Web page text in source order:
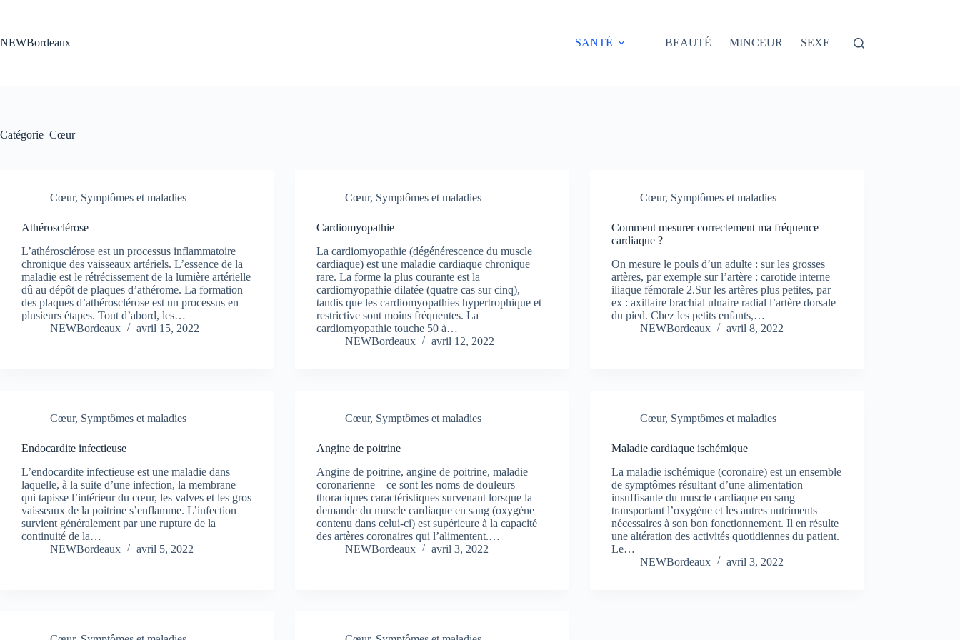
NEWBordeaux
SANTÉ BEAUTÉ MINCEUR SEXE
Catégorie Cœur
Cœur, Symptômes et maladies
Athérosclérose
L’athérosclérose est un processus inflammatoire
chronique des vaisseaux artériels. L’essence de la
maladie est le rétrécissement de la lumière artérielle
dû au dépôt de plaques d’athérome. La formation
des plaques d’athérosclérose est un processus en
plusieurs étapes. Tout d’abord, les…
NEWBordeaux
avril 15, 2022
Cœur, Symptômes et maladies
Cardiomyopathie
La cardiomyopathie (dégénérescence du muscle
cardiaque) est une maladie cardiaque chronique
rare. La forme la plus courante est la
cardiomyopathie dilatée (quatre cas sur cinq),
tandis que les cardiomyopathies hypertrophique et
restrictive sont moins fréquentes. La
cardiomyopathie touche 50 à…
NEWBordeaux
avril 12, 2022
Cœur, Symptômes et maladies
Comment mesurer correctement ma fréquence
cardiaque ?
On mesure le pouls d’un adulte : sur les grosses
artères, par exemple sur l’artère : carotide interne
iliaque fémorale 2.Sur les artères plus petites, par
ex : axillaire brachial ulnaire radial l’artère dorsale
du pied. Chez les petits enfants,…
NEWBordeaux
avril 8, 2022
Cœur, Symptômes et maladies
Endocardite infectieuse
L’endocardite infectieuse est une maladie dans
laquelle, à la suite d’une infection, la membrane
qui tapisse l’intérieur du cœur, les valves et les gros
vaisseaux de la poitrine s’enflamme. L’infection
survient généralement par une rupture de la
continuité de la…
NEWBordeaux
avril 5, 2022
Cœur, Symptômes et maladies
Angine de poitrine
Angine de poitrine, angine de poitrine, maladie
coronarienne – ce sont les noms de douleurs
thoraciques caractéristiques survenant lorsque la
demande du muscle cardiaque en sang (oxygène
contenu dans celui-ci) est supérieure à la capacité
des artères coronaires qui l’alimentent.…
NEWBordeaux
avril 3, 2022
Cœur, Symptômes et maladies
Maladie cardiaque ischémique
La maladie ischémique (coronaire) est un ensemble
de symptômes résultant d’une alimentation
insuffisante du muscle cardiaque en sang
transportant l’oxygène et les autres nutriments
nécessaires à son bon fonctionnement. Il en résulte
une altération des activités quotidiennes du patient.
Le…
NEWBordeaux
avril 3, 2022